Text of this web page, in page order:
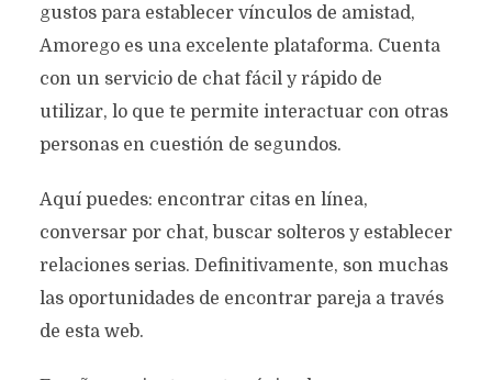
PÁGINAS PARA
gustos para establecer vínculos de amistad,
Amorego es una excelente plataforma. Cuenta
con un servicio de chat fácil y rápido de
utilizar, lo que te permite interactuar con otras
personas en cuestión de segundos.
Aquí puedes: encontrar citas en línea,
conversar por chat, buscar solteros y establecer
relaciones serias. Definitivamente, son muchas
las oportunidades de encontrar pareja a través
de esta web.